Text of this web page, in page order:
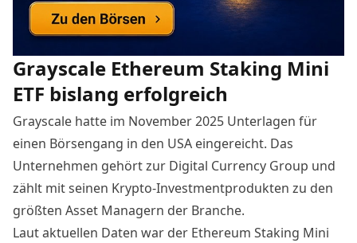
Grayscale Ethereum Staking Mini
ETF bislang erfolgreich
Grayscale hatte im November 2025 Unterlagen für
einen Börsengang in den USA eingereicht. Das
Unternehmen gehört zur Digital Currency Group und
zählt mit seinen Krypto-Investmentprodukten zu den
größten Asset Managern der Branche.
Laut aktuellen Daten war der Ethereum Staking Mini